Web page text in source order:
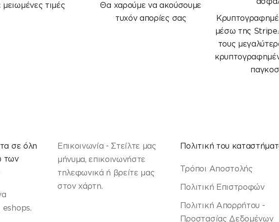
τιμές
Θα χαρούμε να ακούσουμε
τυχόν απορίες σας
μέσω της
τους
σε όλη
των
Επικοινωνία - Στείλτε μας
μήνυμα, επικοινωνήστε
τηλεφωνικά ή βρείτε μας
στον χάρτη.
Πολιτική του
Τρόποι Αποστολής
Πολιτική Επιστροφών
Πολιτική Απορρήτου -
Προστασίας Δεδομένων